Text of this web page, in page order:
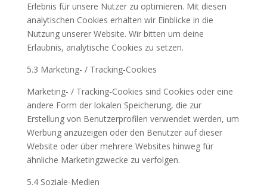
Erlebnis für unsere Nutzer zu optimieren. Mit diesen
analytischen Cookies erhalten wir Einblicke in die
Nutzung unserer Website. Wir bitten um deine
Erlaubnis, analytische Cookies zu setzen.
5.3 Marketing- / Tracking-Cookies
Marketing- / Tracking-Cookies sind Cookies oder eine
andere Form der lokalen Speicherung, die zur
Erstellung von Benutzerprofilen verwendet werden, um
Werbung anzuzeigen oder den Benutzer auf dieser
Website oder über mehrere Websites hinweg für
ähnliche Marketingzwecke zu verfolgen.
5.4 Soziale-Medien